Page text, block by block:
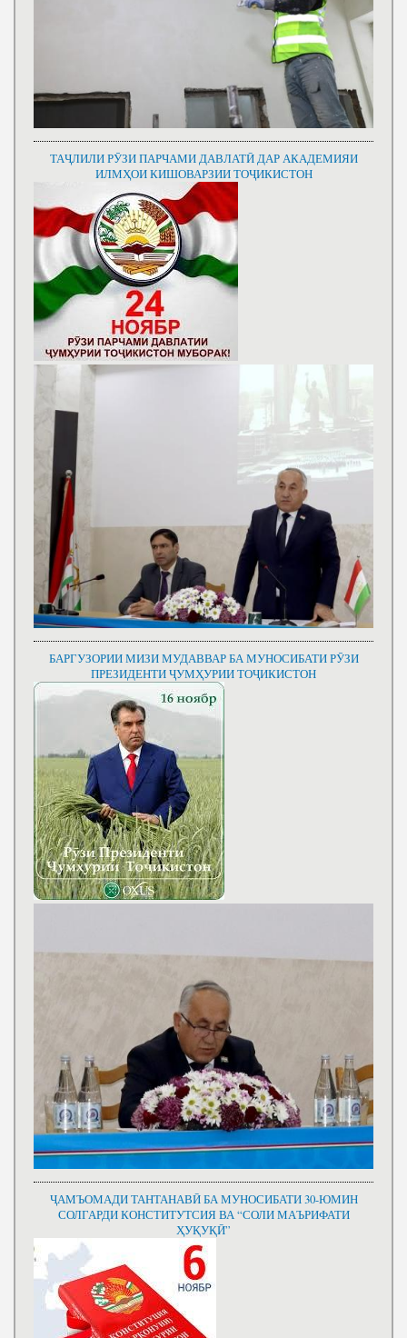
ТАҶЛИЛИ РӮЗИ ПАРЧАМИ ДАВЛАТӢ ДАР АКАДЕМИЯИ
ИЛМҲОИ КИШОВАРЗИИ ТОҶИКИСТОН
БАРГУЗОРИИ МИЗИ МУДАВВАР БА МУНОСИБАТИ РӮЗИ
ПРЕЗИДЕНТИ ҶУМҲУРИИ ТОҶИКИСТОН
ҶАМЪОМАДИ ТАНТАНАВӢ БА МУНОСИБАТИ 30-ЮМИН
СОЛГАРДИ КОНСТИТУТСИЯ ВА “СОЛИ МАЪРИФАТИ
ҲУҚУҚӢ”